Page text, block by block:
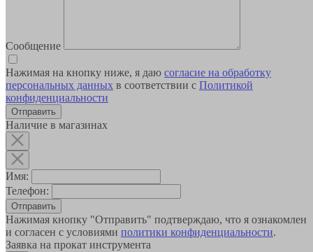
Сообщение
Нажимая на кнопку ниже, я даю согласие на обработку
персональных данных в соответствии с Политикой
конфиденциальности
Наличие в магазинах
Имя:
Телефон:
Отправить
Нажимая кнопку "Отправить" подтверждаю, что я ознакомлен
и согласен с условиями политики конфиденциальности.
Заявка на прокат инструмента